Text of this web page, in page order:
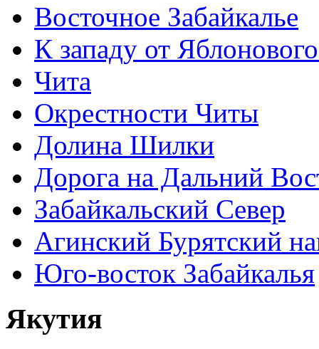
Восточное Забайкалье
К западу от
Чита
Окрестности Читы
Долина Шилки
Дорога на Дальний
Забайкальский Север
Агинский Бурятский
Юго-восток Забайкалья
Якутия